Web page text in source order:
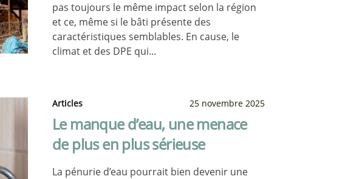
pas toujours le même impact selon la région
et ce, même si le bâti présente des
caractéristiques semblables. En cause, le
climat et des DPE qui...
Articles 25 novembre 2025
Le manque d’eau, une menace
de plus en plus sérieuse
La pénurie d’eau pourrait bien devenir une